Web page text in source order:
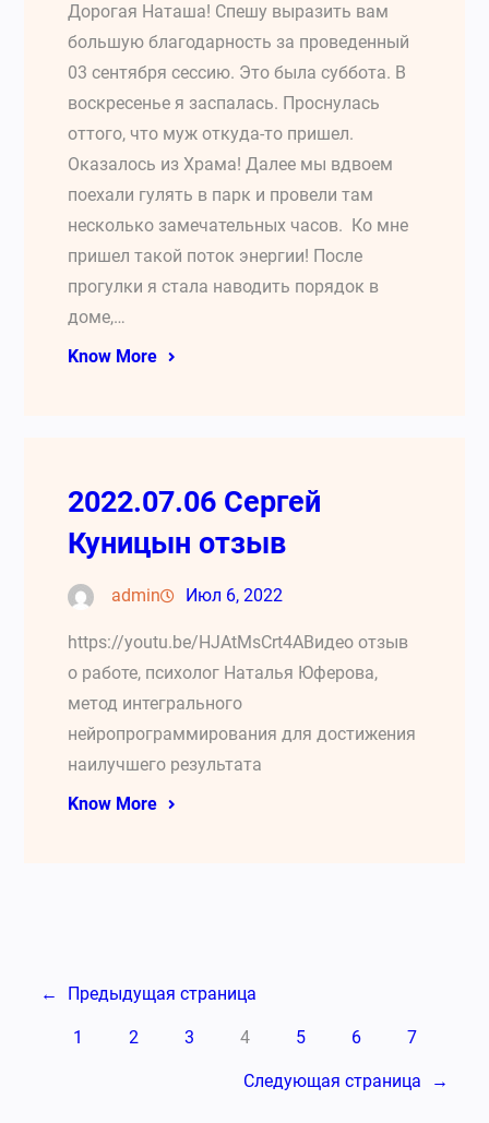
Дорогая Наташа! Спешу выразить вам
большую благодарность за проведенный
03 сентября сессию. Это была суббота. В
воскресенье я заспалась. Проснулась
оттого, что муж откуда-то пришел.
Оказалось из Храма! Далее мы вдвоем
поехали гулять в парк и провели там
несколько замечательных часов. Ко мне
пришел такой поток энергии! После
прогулки я стала наводить порядок в
доме,…
Know More
2022.07.06 Сергей
Куницын отзыв
admin Июл 6, 2022
https://youtu.be/HJAtMsCrt4AВидео отзыв
о работе, психолог Наталья Юферова,
метод интегрального
нейропрограммирования для достижения
наилучшего результата
Know More
← Предыдущая страница
1 2 3 4 5 6 7
Следующая страница →